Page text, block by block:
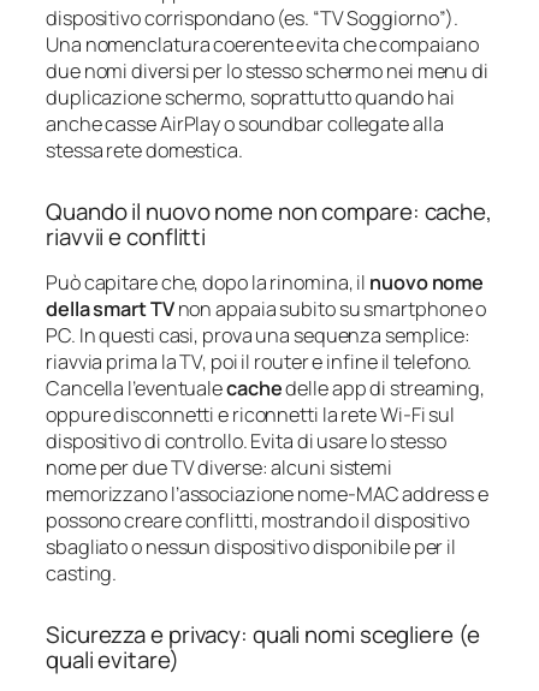
dispositivo corrispondano (es. “TV Soggiorno”).
Una nomenclatura coerente evita che compaiano
due nomi diversi per lo stesso schermo nei menu di
duplicazione schermo, soprattutto quando hai
anche casse AirPlay o soundbar collegate alla
stessa rete domestica.
Quando il nuovo nome non compare: cache,
riavvii e conflitti
Può capitare che, dopo la rinomina, il nuovo nome
della smart TVnon appaia subito su smartphone o
PC. In questi casi, prova una sequenza semplice:
riavvia prima la TV, poi il router e infine il telefono.
Cancella l’eventualecachedelle app di streaming,
oppure disconnetti e riconnetti la rete Wi‑Fi sul
dispositivo di controllo. Evita di usare lo stesso
nome per due TV diverse: alcuni sistemi
memorizzano l’associazione nome‑MAC address e
possono creare conflitti, mostrando il dispositivo
sbagliato o nessun dispositivo disponibile per il
casting.
Sicurezza e privacy: quali nomi scegliere (e
quali evitare)